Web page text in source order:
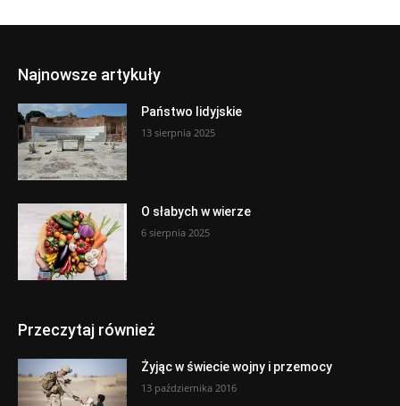
Najnowsze artykuły
Państwo lidyjskie
13 sierpnia 2025
O słabych w wierze
6 sierpnia 2025
Przeczytaj również
Żyjąc w świecie wojny i przemocy
13 października 2016